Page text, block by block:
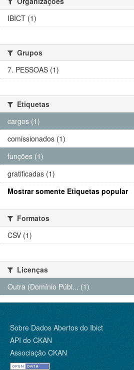
IBICT (1)
Grupos
7. PESSOAS (1)
Etiquetas
cargos (1)
comissionados (1)
funções (1)
gratificadas (1)
Mostrar somente Etiquetas popular
Formatos
CSV (1)
Licenças
Outra (Domínio Públ... (1)
Sobre Dados Abertos do Ibict
API do CKAN
Associação CKAN